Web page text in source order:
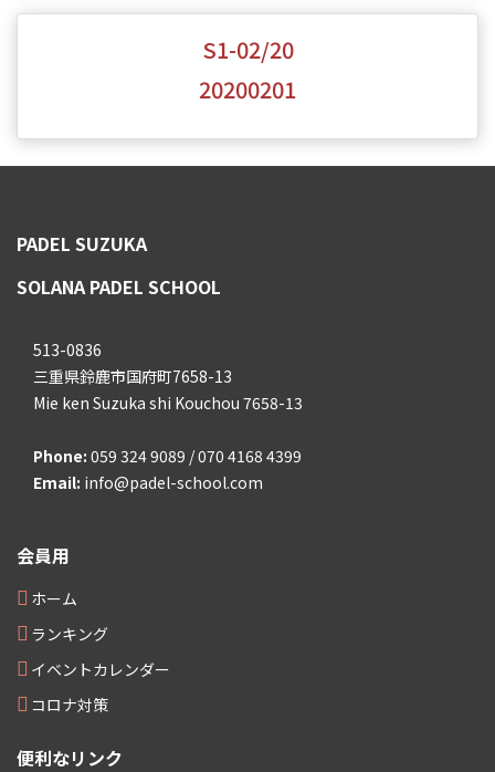
S1-02/20
20200201
PADEL SUZUKA
SOLANA PADEL SCHOOL
513-0836
三重県鈴鹿市国府町7658-13
Mie ken Suzuka shi Kouchou 7658-13
Phone: 059 324 9089 / 070 4168 4399
Email: info@padel-school.com
会員用
ホーム
ランキング
イベントカレンダー
コロナ対策
便利なリンク